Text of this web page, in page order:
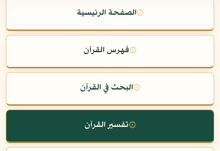
۞الصفحة الرئيسية
۞فهرس القرآن
۞البحث في القرآن
۞تفسير القرآن